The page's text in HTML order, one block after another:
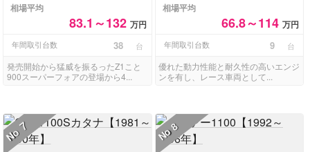
相場平均
83.1～132万円
年間取引台数 38 台
発売開始から猛威を振るったZ1こと
900スーパーフォアの登場から4...
相場平均
66.8～114 万円
年間取引台数 9 台
優れた動力性能と耐久性の高いエンジ
ンを有し、レース車両として...
No
7 No8